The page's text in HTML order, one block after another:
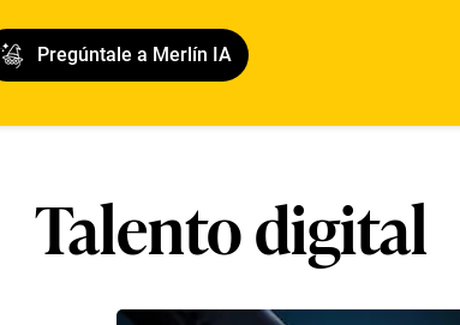
Pregúntale a Merlín IA
Talento digital